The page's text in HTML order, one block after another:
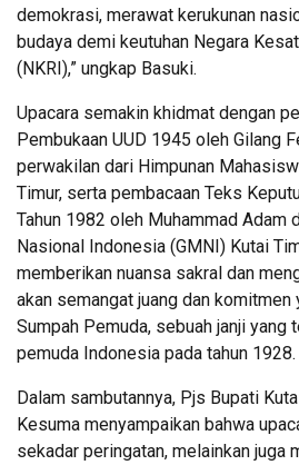
demokrasi, merawat kerukunan
budaya demi keutuhan Negara
(NKRI),” ungkap Basuki.
Upacara semakin khidmat dengan
Pembukaan UUD 1945 oleh Gilang
perwakilan dari Himpunan
Timur, serta pembacaan Teks
Tahun 1982 oleh Muhammad Adam
Nasional Indonesia (GMNI) Kutai
memberikan nuansa sakral dan
akan semangat juang dan komitmen
Sumpah Pemuda, sebuah janji yang
pemuda Indonesia pada tahun 1928.
Dalam sambutannya, Pjs Bupati
Kesuma menyampaikan bahwa
sekadar peringatan, melainkan juga